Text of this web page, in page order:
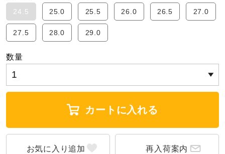
ウィンタースポーツ
ウォーキングシューズ
ライフスタイルグッズ
24.5
25.0 25.5 26.0 26.5 27.0
27.5 28.0 29.0
数量
カートに入れる
再入荷案内